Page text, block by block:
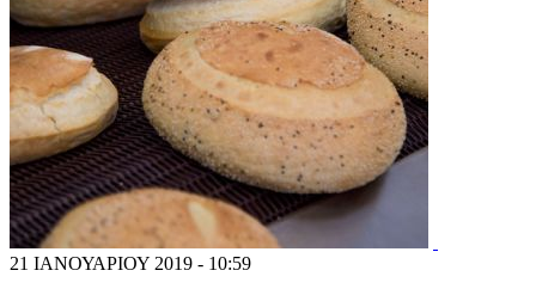
21 ΙΑΝΟΥΑΡΙΟΥ 2019 - 10:59